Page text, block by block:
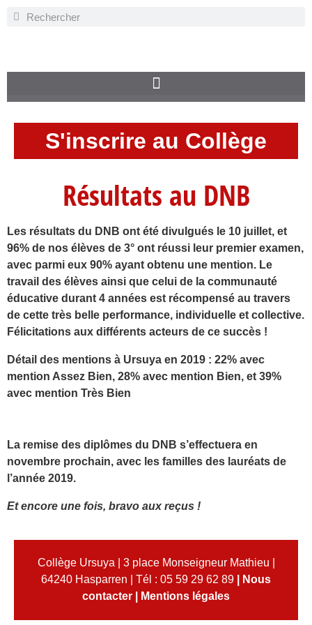
S'inscrire au Collège
Résultats au DNB
Les résultats du DNB ont été divulgués le 10 juillet, et
96% de nos élèves de 3° ont réussi leur premier examen,
avec parmi eux 90% ayant obtenu une mention. Le
travail des élèves ainsi que celui de la communauté
éducative durant 4 années est récompensé au travers
de cette très belle performance, individuelle et collective.
Félicitations aux différents acteurs de ce succès !
Détail des mentions à Ursuya en 2019 : 22% avec
mention Assez Bien, 28% avec mention Bien, et 39%
avec mention Très Bien
La remise des diplômes du DNB s’effectuera en
novembre prochain, avec les familles des lauréats de
l’année 2019.
Et encore une fois, bravo aux reçus !
Collège Ursuya | 3 place Monseigneur Mathieu |
64240 Hasparren | Tél : 05 59 29 62 89
Nous
contacter
Mentions légales